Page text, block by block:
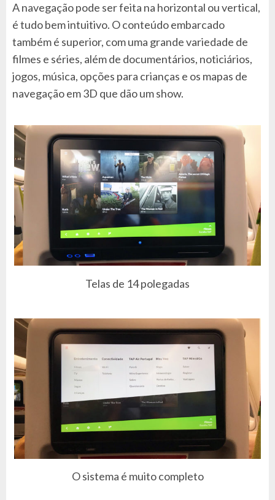
A navegação pode ser feita na horizontal ou vertical,
é tudo bem intuitivo. O conteúdo embarcado
também é superior, com uma grande variedade de
filmes e séries, além de documentários, noticiários,
jogos, música, opções para crianças e os mapas de
navegação em 3D que dão um show.
Telas de 14 polegadas
O sistema é muito completo